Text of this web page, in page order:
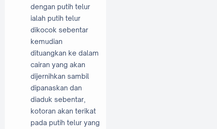
dengan putih telur
ialah putih telur
dikocok sebentar
kemudian
dituangkan ke dalam
cairan yang akan
dijernihkan sambil
dipanaskan dan
diaduk sebentar,
kotoran akan terikat
pada putih telur yang